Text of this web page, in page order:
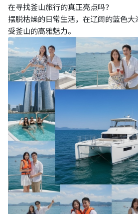
在寻找釜山旅行的真正亮点吗？
摆脱枯燥的日常生活，在辽阔的蓝色
受釜山的高雅魅力。